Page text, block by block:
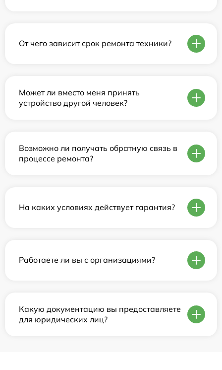
От чего зависит срок ремонта техники?
Может ли вместо меня принять
устройство другой человек?
Возможно ли получать обратную связь в
процессе ремонта?
На каких условиях действует гарантия?
Работаете ли вы с организациями?
Какую документацию вы предоставляете
для юридических лиц?